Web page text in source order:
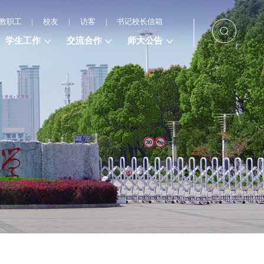
职工 | 校友 | 访客 | 书记校长信箱
学生工作 交流合作 师大公告